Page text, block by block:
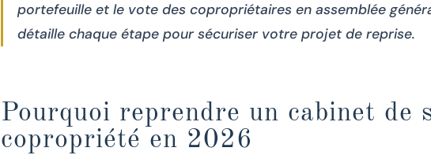
portefeuille et le vote des copropriétaires en assemblée
détaille chaque étape pour sécuriser votre projet de reprise.
Pourquoi reprendre un cabinet de
copropriété en 2026